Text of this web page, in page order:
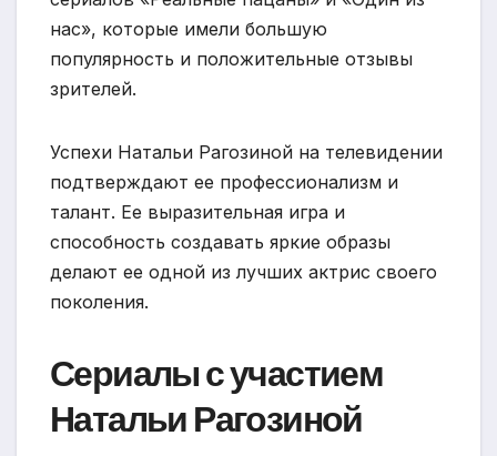
нас», которые имели большую
популярность и положительные отзывы
зрителей.
Успехи Натальи Рагозиной на телевидении
подтверждают ее профессионализм и
талант. Ее выразительная игра и
способность создавать яркие образы
делают ее одной из лучших актрис своего
поколения.
Сериалы с участием
Натальи Рагозиной